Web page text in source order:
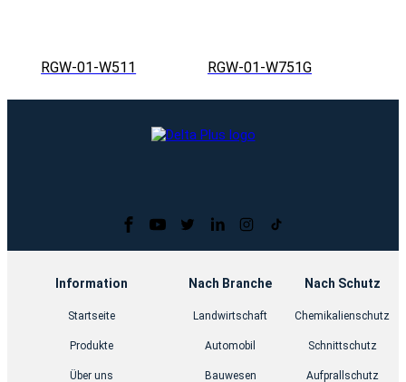
RGW-01-W511 RGW-01-W751G
Information
Startseite
Produkte
Über uns
Nach Branche
Landwirtschaft
Automobil
Bauwesen
Nach Schutz
Chemikalienschutz
Schnittschutz
Aufprallschutz